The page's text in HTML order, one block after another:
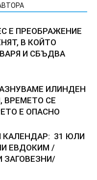
Е ПРЕОБРАЖЕНИЕ
В КОЙТО
И СБЪДВА
ИЛИНДЕН
ВРЕМЕТО СЕ
Е ОПАСНО
КАЛЕНДАР: 31 ЮЛИ
ЕВДОКИМ /
ЗАГОВЕЗНИ/